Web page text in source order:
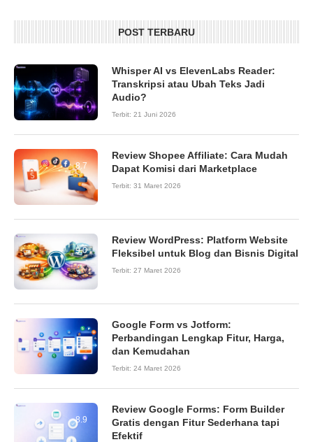
POST TERBARU
Whisper AI vs ElevenLabs Reader:
Transkripsi atau Ubah Teks Jadi
Audio?
Terbit: 21 Juni 2026
8.7
Review Shopee Affiliate: Cara Mudah
Dapat Komisi dari Marketplace
Terbit: 31 Maret 2026
9.0
Review WordPress: Platform Website
Fleksibel untuk Blog dan Bisnis Digital
Terbit: 27 Maret 2026
Google Form vs Jotform:
Perbandingan Lengkap Fitur, Harga,
dan Kemudahan
Terbit: 24 Maret 2026
8.9
Review Google Forms: Form Builder
Gratis dengan Fitur Sederhana tapi
Efektif